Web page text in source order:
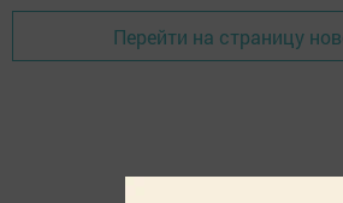
Перейти на страницу